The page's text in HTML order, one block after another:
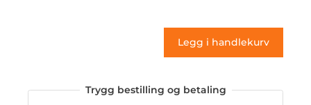
antall
Legg i handlekurv
Trygg bestilling og betaling